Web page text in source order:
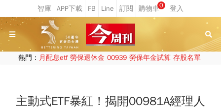
0
熱門： 月配息etf 勞保退休金 00939 勞保年金試算 存股名單
主動式ETF暴紅！揭開00981A經理人